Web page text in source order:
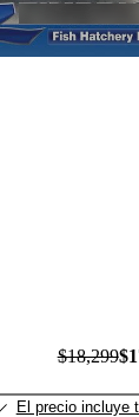
$18,299
El precio incluye